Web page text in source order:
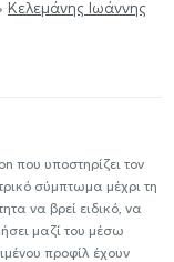
Κελεμάνης Ιωάννης
που υποστηρίζει τον
σύμπτωμα μέχρι τη
να βρεί ειδικό, να
μαζί του μέσω
προφίλ έχουν